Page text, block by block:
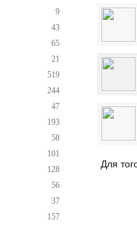
9
43
65
21
519
244
47
193
58
101
128
56
37
157
Для